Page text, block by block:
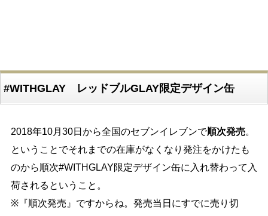
#WITHGLAY レッドブルGLAY限定デザイン缶
2018年10月30日から全国のセブンイレブンで順次発売。
ということでそれまでの在庫がなくなり発注をかけたも
のから順次#WITHGLAY限定デザイン缶に入れ替わって入
荷されるということ。
※『順次発売』ですからね。発売当日にすでに売り切